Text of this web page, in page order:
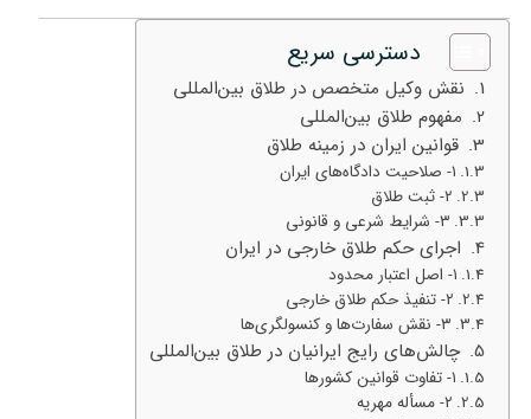
دسترسی سریع
نقش وکیل متخصص در طلاق بین‌المللی
مفهوم طلاق بین‌المللی
قوانین ایران در زمینه طلاق
۱- صلاحیت دادگاه‌های ایران
۲- ثبت طلاق
۳- شرایط شرعی و قانونی
اجرای حکم طلاق خارجی در ایران
۱- اصل اعتبار محدود
۲- تنفیذ حکم طلاق خارجی
۳- نقش سفارت‌ها و کنسولگری‌ها
چالش‌های رایج ایرانیان در طلاق بین‌المللی
۱- تفاوت قوانین کشورها
۲- مسأله مهریه